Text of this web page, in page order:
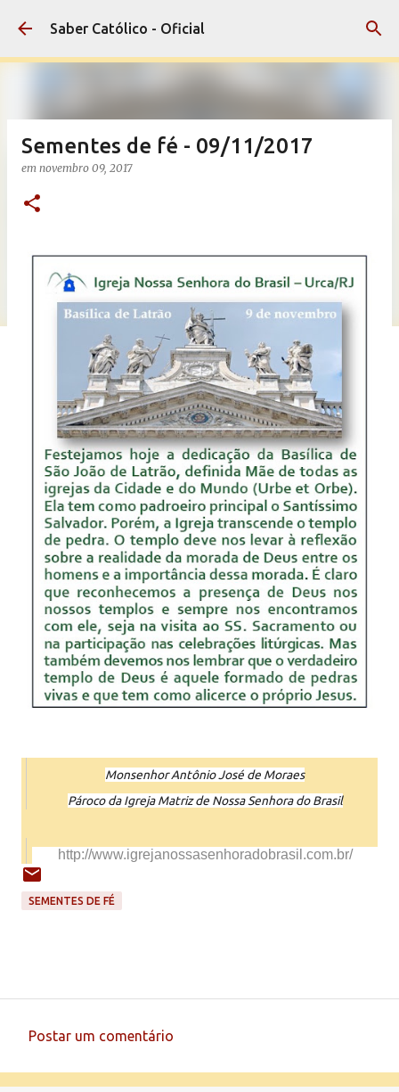
Pular para o conteúdo principal
Saber Católico - Oficial
Sementes de fé - 09/11/2017
em novembro 09, 2017
Monsenhor Antônio José de Moraes
Pároco da Igreja Matriz de Nossa Senhora do Brasil
http://www.igrejanossasenhoradobrasil.com.br/
SEMENTES DE FÉ
Postar um comentário